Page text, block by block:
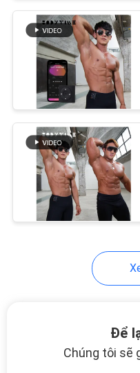
PRIVACY
POLICY
Để
Chúng tôi sẽ